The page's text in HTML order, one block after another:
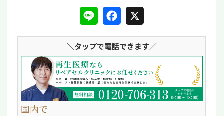
L
n
e
F
c
e
b
o
X
＼タップで電話できます／
国内で